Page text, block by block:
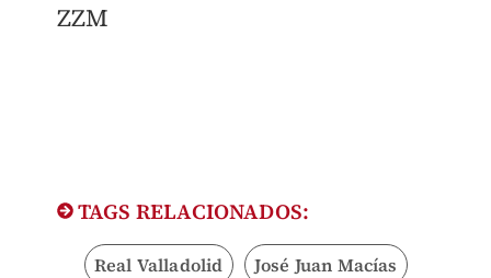
ZZM
TAGS RELACIONADOS:
Real Valladolid José Juan Macías